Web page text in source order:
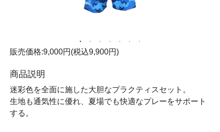
販売価格:9,000円(税込9,900円)
商品説明
迷彩色を全面に施した大胆なプラクティスセット。
生地も通気性に優れ、夏場でも快適なプレーをサポート
する。